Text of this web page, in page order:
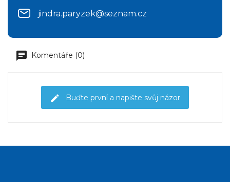
jindra.paryzek@seznam.cz
Komentáře (0)
Buďte první a napište svůj názor